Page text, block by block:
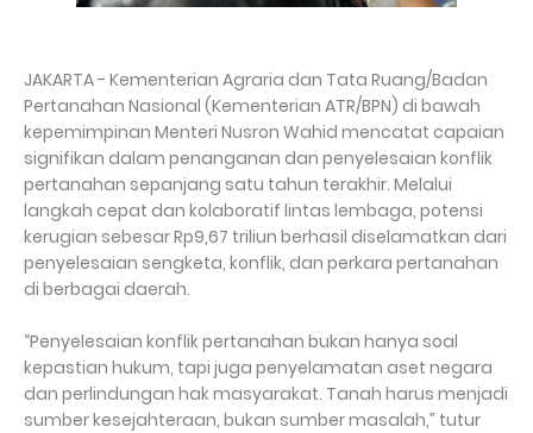
JAKARTA - Kementerian Agraria dan Tata Ruang/Badan
Pertanahan Nasional (Kementerian ATR/BPN) di bawah
kepemimpinan Menteri Nusron Wahid mencatat capaian
signifikan dalam penanganan dan penyelesaian konflik
pertanahan sepanjang satu tahun terakhir. Melalui
langkah cepat dan kolaboratif lintas lembaga, potensi
kerugian sebesar Rp9,67 triliun berhasil diselamatkan dari
penyelesaian sengketa, konflik, dan perkara pertanahan
di berbagai daerah.
“Penyelesaian konflik pertanahan bukan hanya soal
kepastian hukum, tapi juga penyelamatan aset negara
dan perlindungan hak masyarakat. Tanah harus menjadi
sumber kesejahteraan, bukan sumber masalah,” tutur